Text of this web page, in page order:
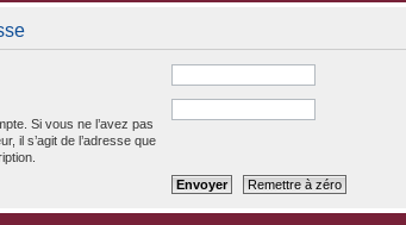
Si vous ne l’avez pas
il s’agit de l’adresse que